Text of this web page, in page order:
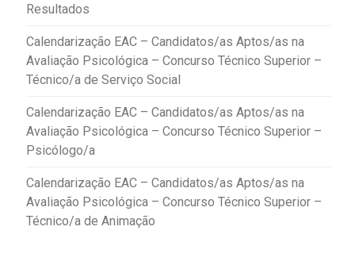
Resultados
Calendarização EAC – Candidatos/as Aptos/as na
Avaliação Psicológica – Concurso Técnico Superior –
Técnico/a de Serviço Social
Calendarização EAC – Candidatos/as Aptos/as na
Avaliação Psicológica – Concurso Técnico Superior –
Psicólogo/a
Calendarização EAC – Candidatos/as Aptos/as na
Avaliação Psicológica – Concurso Técnico Superior –
Técnico/a de Animação